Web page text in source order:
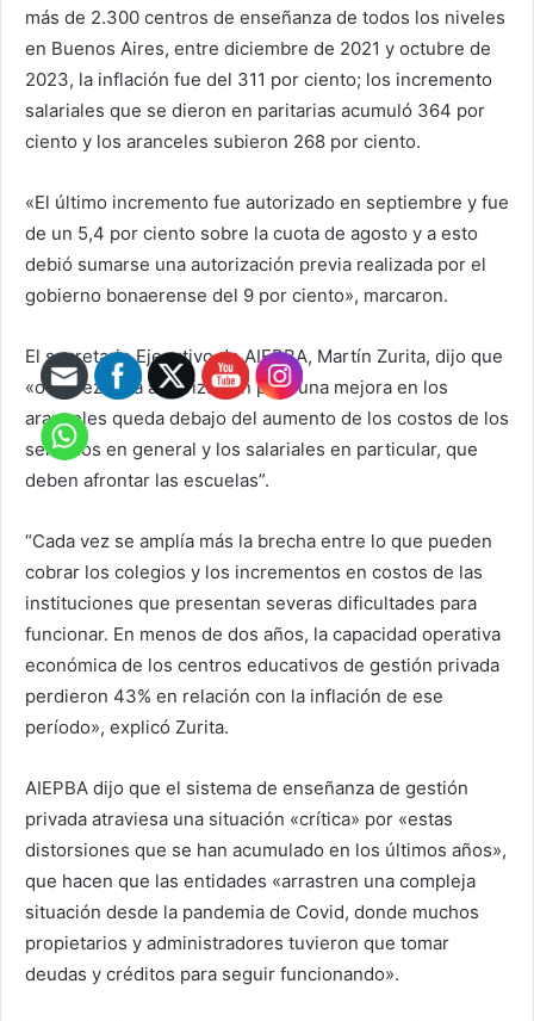
más de 2.300 centros de enseñanza de todos los niveles
en Buenos Aires, entre diciembre de 2021 y octubre de
2023, la inflación fue del 311 por ciento; los incremento
salariales que se dieron en paritarias acumuló 364 por
ciento y los aranceles subieron 268 por ciento.
«El último incremento fue autorizado en septiembre y fue
de un 5,4 por ciento sobre la cuota de agosto y a esto
debió sumarse una autorización previa realizada por el
gobierno bonaerense del 9 por ciento», marcaron.
El secretario Ejecutivo de AIEPBA, Martín Zurita, dijo que
«otra vez esta autorización para una mejora en los
aranceles queda debajo del aumento de los costos de los
servicios en general y los salariales en particular, que
deben afrontar las escuelas”.
“Cada vez se amplía más la brecha entre lo que pueden
cobrar los colegios y los incrementos en costos de las
instituciones que presentan severas dificultades para
funcionar. En menos de dos años, la capacidad operativa
económica de los centros educativos de gestión privada
perdieron 43% en relación con la inflación de ese
período», explicó Zurita.
AIEPBA dijo que el sistema de enseñanza de gestión
privada atraviesa una situación «crítica» por «estas
distorsiones que se han acumulado en los últimos años»,
que hacen que las entidades «arrastren una compleja
situación desde la pandemia de Covid, donde muchos
propietarios y administradores tuvieron que tomar
deudas y créditos para seguir funcionando».